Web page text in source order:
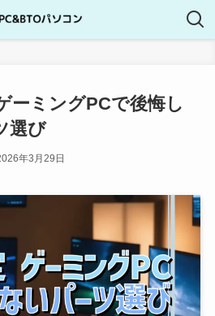
ーミングPCで後悔し
選び
年3月29日